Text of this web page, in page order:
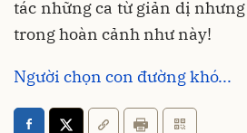
tác những ca từ giản dị
trong hoàn cảnh như này!
Người chọn con đường khó...